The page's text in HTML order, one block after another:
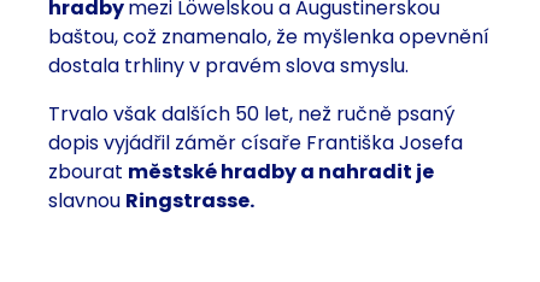
hradbymezi Löwelskou a Augustinerskou
baštou, což znamenalo, že myšlenka opevnění
dostala trhliny v pravém slova smyslu.
Trvalo však dalších 50 let, než ručně psaný
dopis vyjádřil záměr císaře Františka Josefa
zbourat městské hradby a nahradit je
slavnou Ringstrasse.